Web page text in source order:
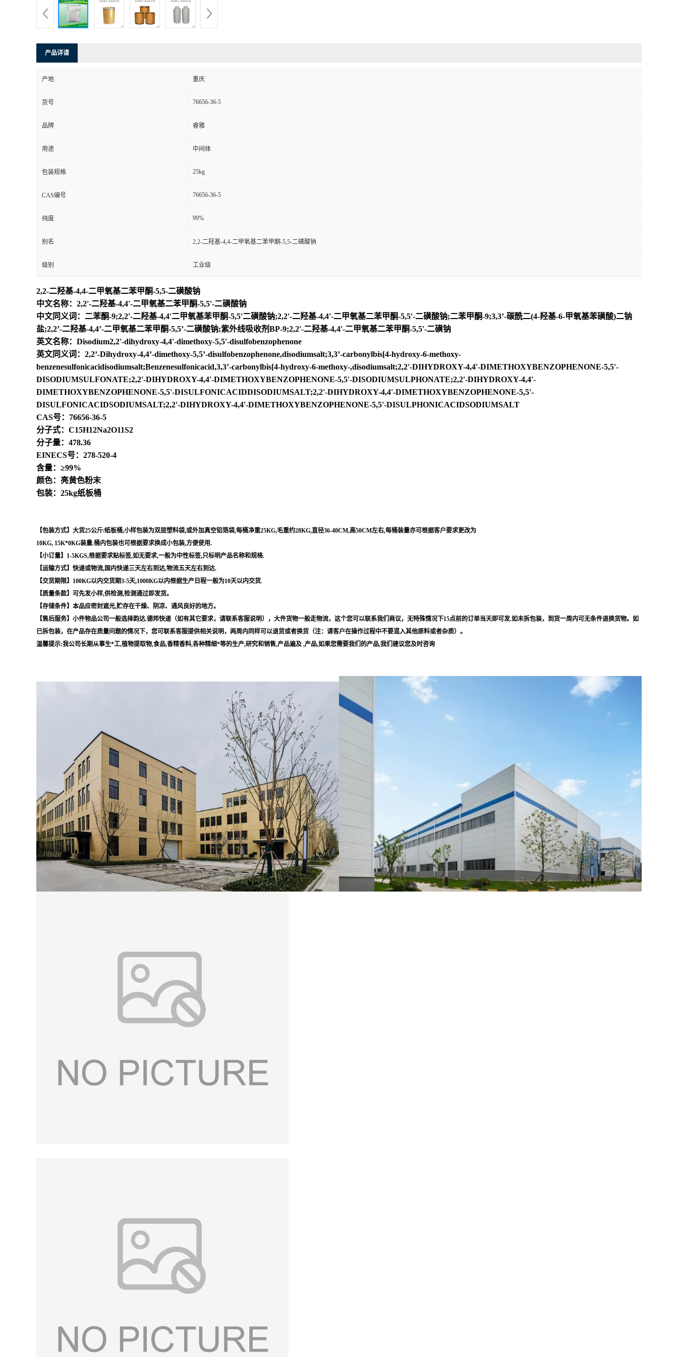
产品详请
产地 重庆
货号 76656-36-5
品牌 睿雅
用途 中间体
包装规格 25kg
CAS编号 76656-36-5
纯度 99%
别名 2,2-二羟基-4,4-二甲氧基二苯甲酮-5,5-二磺酸钠
级别 工业级
2,2-二羟基-4,4-二甲氧基二苯甲酮-5,5-二磺酸钠
中文名称：2,2'-二羟基-4,4'-二甲氧基二苯甲酮-5,5'-二磺酸钠
中文同义词：二苯酮-9;2,2'-二羟基-4,4'二甲氧基苯甲酮-5,5'二磺酸钠;2,2'-二羟基-4,4'-二甲氧基二苯甲酮-5,5'-二磺酸钠;二苯甲酮-9;3,3’-碳酰二(4-羟基-6-甲氧基苯磺酸)二钠
盐;2,2’-二羟基-4,4’-二甲氧基二苯甲酮-5,5’-二磺酸钠;紫外线吸收剂BP-9;2,2'-二羟基-4,4'-二甲氧基二苯甲酮-5,5'-二磺钠
英文名称：Disodium2,2'-dihydroxy-4,4'-dimethoxy-5,5'-disulfobenzophenone
英文同义词：2,2’-Dihydroxy-4,4’-dimethoxy-5,5’-disulfobenzophenone,disodiumsalt;3,3’-carbonylbis[4-hydroxy-6-methoxy-
benzenesulfonicacidisodiumsalt;Benzenesulfonicacid,3,3’-carbonylbis[4-hydroxy-6-methoxy-,disodiumsalt;2,2'-DIHYDROXY-4,4'-DIMETHOXYBENZOPHENONE-5,5'-
DISODIUMSULFONATE;2,2'-DIHYDROXY-4,4'-DIMETHOXYBENZOPHENONE-5,5'-DISODIUMSULPHONATE;2,2'-DIHYDROXY-4,4'-
DIMETHOXYBENZOPHENONE-5,5'-DISULFONICACIDDISODIUMSALT;2,2'-DIHYDROXY-4,4'-DIMETHOXYBENZOPHENONE-5,5'-
DISULFONICACIDSODIUMSALT;2,2'-DIHYDROXY-4,4'-DIMETHOXYBENZOPHENONE-5,5'-DISULPHONICACIDSODIUMSALT
CAS号：76656-36-5
分子式：C15H12Na2O11S2
分子量：478.36
EINECS号：278-520-4
含量：≥99%
颜色：亮黄色粉末
包装：25kg纸板桶
【包装方式】大货25公斤/纸板桶,小样包装为双层塑料袋,或外加真空铝箔袋,每桶净重25KG,毛重约28KG,直径36-40CM,高50CM左右,每桶装量亦可根据客户要求更改为
10KG, 15K*0KG装量.桶内包装也可根据要求换成小包装,方便使用.
【小订量】1-5KGS,根据要求贴标签,如无要求,一般为中性标签,只标明产品名称和规格.
【运输方式】快递或物流,国内快递三天左右到达,物流五天左右到达.
【交货期限】100KG以内交货期3-5天,1000KG以内根据生产日程一般为10天以内交货.
【质量条款】可先发小样,供检测,检测通过即发货。
【存储条件】本品应密封遮光,贮存在干燥、阴凉、通风良好的地方。
【售后服务】小件物品公司一般选择韵达.德邦快递（如有其它要求，请联系客服说明），大件货物一般走物流，这个您可以联系我们商议，无特殊情况下15点前的订单当天即可发.如未拆包装，到货一周内可无条件退换货物。如
已拆包装，在产品存在质量问题的情况下，您可联系客服提供相关说明，两周内同样可以退货或者换货（注：请客户在操作过程中不要混入其他原料或者杂质）。
温馨提示:我公司长期从事生*工,植物提取物,食品,香精香料,各种精细*等的生产,研究和销售,产品遍及 ,产品,如果您需要我们的产品,我们建议您及时咨询